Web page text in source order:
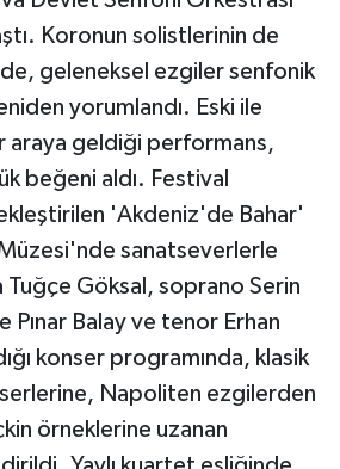
Koronun solistlerinin de
geleneksel ezgiler senfonik
yorumlandı. Eski ile
araya geldiği performans,
beğeni aldı. Festival
'Akdeniz'de Bahar'
sanatseverlerle
Tuğçe Göksal, soprano Serin
Pınar Balay ve tenor Erhan
konser programında, klasik
Napoliten ezgilerden
örneklerine uzanan